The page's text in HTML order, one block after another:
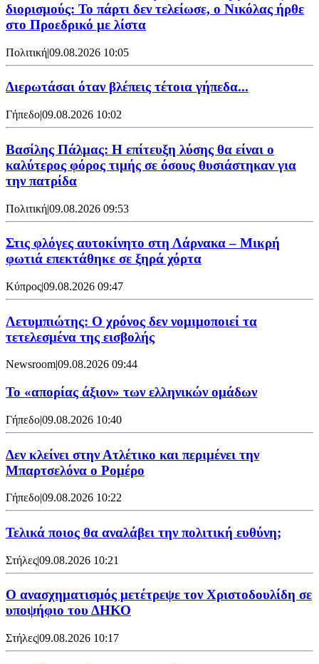
διορισμούς: Το πάρτι δεν τελείωσε, ο Νικόλας ήρθε
στο Προεδρικό με λίστα
Πολιτική|09.08.2026 10:05
Διερωτάσαι όταν βλέπεις τέτοια γήπεδα...
Γήπεδο|09.08.2026 10:02
Βασίλης Πάλμας: Η επίτευξη λύσης θα είναι ο
καλύτερος φόρος τιμής σε όσους θυσιάστηκαν για
την πατρίδα
Πολιτική|09.08.2026 09:53
Στις φλόγες αυτοκίνητο στη Λάρνακα – Μικρή
φωτιά επεκτάθηκε σε ξηρά χόρτα
Κύπρος|09.08.2026 09:47
Λετυμπιώτης: Ο χρόνος δεν νομιμοποιεί τα
τετελεσμένα της εισβολής
Newsroom|09.08.2026 09:44
Το «απορίας άξιον» των ελληνικών ομάδων
Γήπεδο|09.08.2026 10:40
Δεν κλείνει στην Ατλέτικο και περιμένει την
Μπαρτσελόνα ο Ρομέρο
Γήπεδο|09.08.2026 10:22
Τελικά ποιος θα αναλάβει την πολιτική ευθύνη;
Στήλες|09.08.2026 10:21
Ο ανασχηματισμός μετέτρεψε τον Χριστοδουλίδη σε
υποψήφιο του ΔΗΚΟ
Στήλες|09.08.2026 10:17